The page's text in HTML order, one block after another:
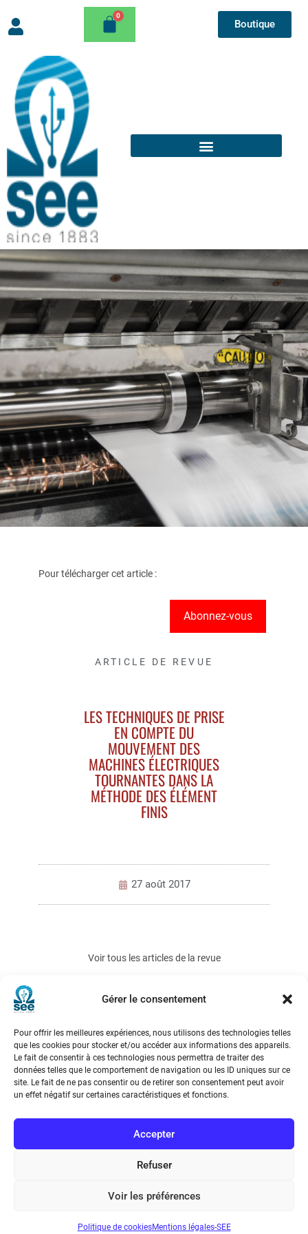
Gérer le consentement
Pour offrir les meilleures expériences, nous utilisons des technologies telles
que les cookies pour stocker et/ou accéder aux informations des appareils.
Le fait de consentir à ces technologies nous permettra de traiter des
données telles que le comportement de navigation ou les ID uniques sur ce
site. Le fait de ne pas consentir ou de retirer son consentement peut avoir
un effet négatif sur certaines caractéristiques et fonctions.
Accepter
Refuser
Voir les préférences
Politique de cookiesMentions légales-SEE
Boutique
Pour télécharger cet article :
Abonnez-vous
ARTICLE DE REVUE
LES TECHNIQUES DE PRISE
EN COMPTE DU
MOUVEMENT DES
MACHINES ÉLECTRIQUES
TOURNANTES DANS LA
MÉTHODE DES ÉLÉMENT
FINIS
27 août 2017
Voir tous les articles de la revue
REE 2006-10
de l’Information et de la Communication
75116 Paris
Métro : « Boissière » Ligne 6 et « Iéna » Ligne 9
Téléphone : (+33) 1 56 90 37 17